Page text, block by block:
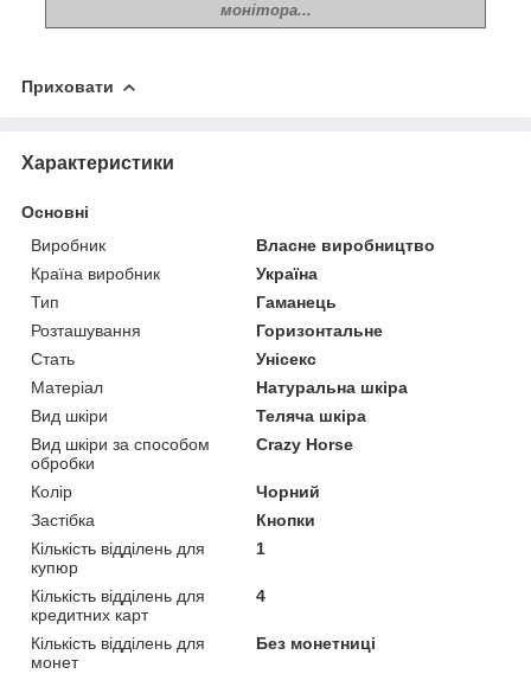
монітора...
Приховати
Характеристики
Основні
Виробник
Власне виробництво
Країна виробник
Україна
Тип
Гаманець
Розташування
Горизонтальне
Стать
Унісекс
Матеріал
Натуральна шкіра
Вид шкіри
Теляча шкіра
Вид шкіри за способом
обробки
Crazy Horse
Колір
Чорний
Застібка
Кнопки
Кількість відділень для
купюр
1
Кількість відділень для
кредитних карт
4
Кількість відділень для
монет
Без монетниці